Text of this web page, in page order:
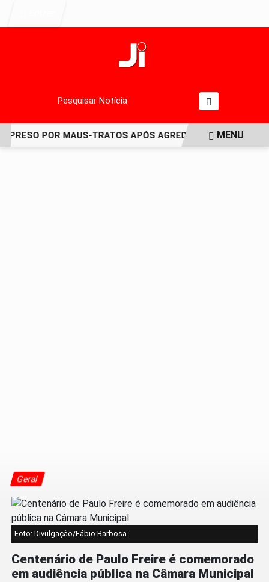
Pesquisar Notícia
POR MAUS-TRATOS APÓS AGREDIR GRAVEMENTE
MENU
Geral
Foto: Divulgação/Fábio Barbosa
Centenário de Paulo Freire é comemorado
em audiência pública na Câmara Municipal